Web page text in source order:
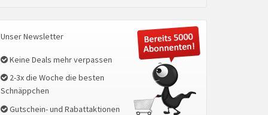
Unser Newsletter
Keine Deals mehr verpassen
2-3x die Woche die besten
Schnäppchen
Gutschein- und Rabattaktionen